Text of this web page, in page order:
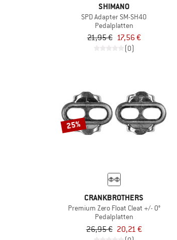
SHIMANO
SPD Adapter SM-SH40
Pedalplatten
21,95 € 17,56 €
(0)
25%
CRANKBROTHERS
Premium Zero Float Cleat +/- 0°
Pedalplatten
26,95 € 20,21 €